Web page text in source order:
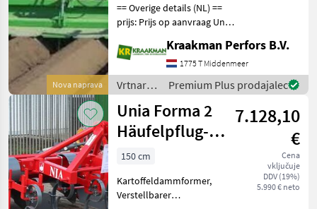
Nova naprava
== Overige details (NL) ==
prijs: Prijs op aanvraag Unit:
een aanaardkap zonder
kunststof maar een rechte
kap 22, 5 cm bovenbreedte
V
Kraakman Perfors B.V.
1775 T Middenmeer
Vrtnarstvo
/
Sonstige
Premium Plus prodajalec
Unia Forma 2
Häufelpflug-
Dammformer
7.128,10
€
Cena
vključuje
DDV (19%)
5.990 € neto
150 cm
Kartoffeldammformer,
Verstellbarer